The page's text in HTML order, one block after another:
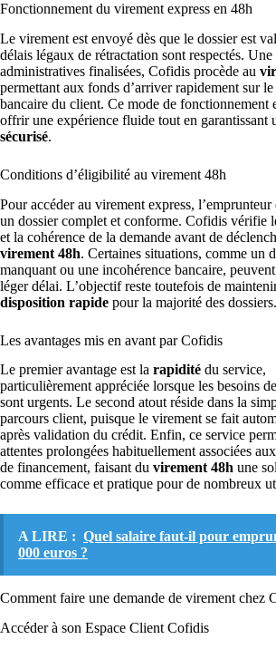
Fonctionnement du virement express en 48h
Le virement est envoyé dès que le dossier est
délais légaux de rétractation sont respectés. Une
administratives finalisées, Cofidis procède au
permettant aux fonds d’arriver rapidement sur
bancaire du client. Ce mode de fonctionnement
offrir une expérience fluide tout en garantissant
sécurisé.
Conditions d’éligibilité au virement 48h
Pour accéder au virement express,
un dossier complet et conforme. Cofidis vérifie
et la cohérence de la demande avant de
virement 48h. Certaines situations, comme un
manquant ou une incohérence bancaire,
léger délai. L’objectif reste toutefois de
disposition rapide pour la majorité des dossiers.
Les avantages mis en avant par Cofidis
Le premier avantage est la rapidité du service,
particulièrement appréciée lorsque les besoins
sont urgents. Le second atout réside dans la
parcours client, puisque le virement se fait
après validation du crédit. Enfin, ce service
attentes prolongées habituellement associées
de financement, faisant du virement 48h une
comme efficace et pratique pour de nombreux
A LIRE : Quel salaire faut-il pour
000 euros ?
Comment faire une demande de virement chez
Accéder à son Espace Client Cofidis